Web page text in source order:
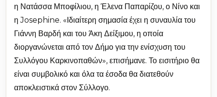
η Νατάσσα Μποφίλιου, η Έλενα Παπαρίζου, ο Νίνο και
η Josephine. «Ιδιαίτερη σημασία έχει η συναυλία του
Γιάννη Βαρδή και του Άκη Δείξιμου, η οποία
διοργανώνεται από τον Δήμο για την ενίσχυση του
Συλλόγου Καρκινοπαθών», επισήμανε. Το εισιτήριο θα
είναι συμβολικό και όλα τα έσοδα θα διατεθούν
αποκλειστικά στον Σύλλογο.